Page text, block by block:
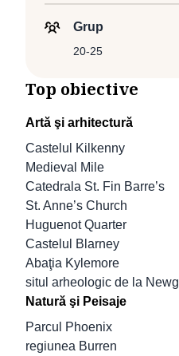
Grup
20-25
Top obiective
Artă şi arhitectură
Castelul Kilkenny
Medieval Mile
Catedrala St. Fin Barre’s
St. Anne’s Church
Huguenot Quarter
Castelul Blarney
Abaţia Kylemore
situl arheologic de la
Natură şi Peisaje
Parcul Phoenix
regiunea Burren